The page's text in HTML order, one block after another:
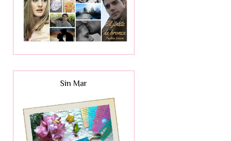
Sin Mar